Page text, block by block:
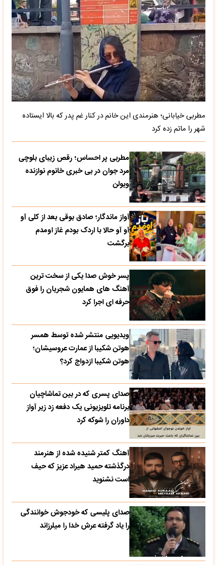
مطربی خیابانی؛ هنرمندی این خانم در کنار غم پدر که بالا ایستاده
شهر را ماتم زده کرد
مطربی پر احساس؛ رقص زیبای بلوچی
مرد جوان در بی خبری خانوم نوازنده
ویولن
آواز ماندگار؛ صادق بوقی بعد از کلی آو
آو آو حالا با اردک بودم غاز اومدم
برگشت
پسر خوش صدا یکی از سخت ترین
آهنگ های همایون شجریان را فوق
حرفه ای اجرا کرد
ویدیویی منتشر شده توسط همسر
هوتن شکیبا از عمارت عروسیشان؛
هوتن شکیبا ازدواج کرد؟
صدای پسری که در بین تماشاچیان
برنامه تلویزیونی یک دفعه زد زیر آواز
داوران را شوکه کرد
آهنگ کمتر شنیده شده از هنرمند
درگذشته حمید هیراد عزیز که حیف
است نشنوید
صدای پلیسی که خودجوش خوانندگی
را یاد گرفته عرش خدا را میلرزاند